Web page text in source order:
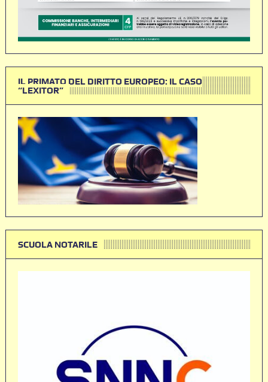
IL PRIMATO DEL DIRITTO EUROPEO: IL CASO
“LEXITOR”
SCUOLA NOTARILE